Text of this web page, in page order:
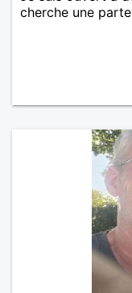
cherche une